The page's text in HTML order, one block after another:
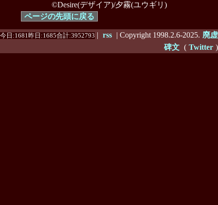
©Desire(デザイア)/夕霧(ユウギリ)
ページの先頭に戻る
今日:1681昨日:1685合計:3952793 | rss | Copyright 1998.2.6-2025. 廃虚
碑文 ( Twitter )